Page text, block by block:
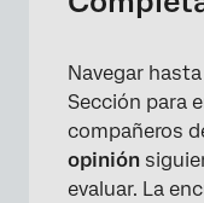
Navegar hasta
Sección para
compañeros
opinión
evaluar. La